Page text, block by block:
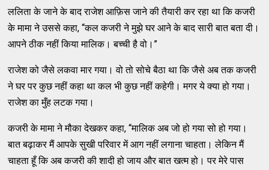
ललिता के जाने के बाद राजेश आफ़िस जाने की तैयारी कर रहा था कि कजरी
के मामा ने उससे कहा, “कल कजरी ने मुझे घर आने के बाद सारी बात बता दी।
आपने ठीक नहीं किया मालिक। बच्ची है वो।”
राजेश को जैसे लकवा मार गया। वो तो सोचे बैठा था कि जैसे अब तक कजरी
ने घर पर कुछ नहीं कहा था कल भी कुछ नहीं कहेगी। मगर ये क्या हो गया।
राजेश का मुँह लटक गया।
कजरी के मामा ने मौका देखकर कहा, “मालिक अब जो हो गया सो हो गया।
बात बढ़ाकर मैं आपके सुखी परिवार में आग नहीं लगाना चाहता। लेकिन मैं
चाहता हूँ कि अब कजरी की शादी हो जाय और बात खत्म हो। पर मेरे पास